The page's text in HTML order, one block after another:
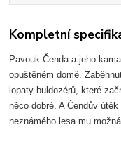
Kompletní
Pavouk Čenda a jeho
opuštěném domě.
lopaty buldozérů, které
něco dobré. A Čendův
neznámého lesa mu